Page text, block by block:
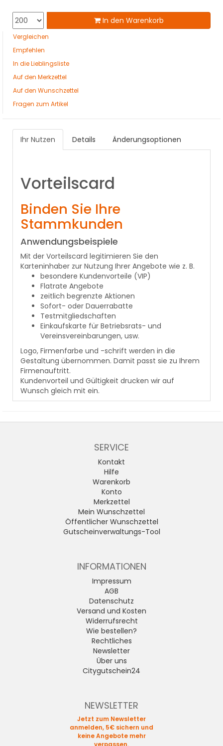
In den Warenkorb
Vergleichen
Empfehlen
In die Lieblingsliste
Auf den Merkzettel
Auf den Wunschzettel
Fragen zum Artikel
Ihr Nutzen Details Änderungsoptionen
Vorteilscard
Binden Sie Ihre
Stammkunden
Anwendungsbeispiele
Mit der Vorteilscard legitimieren Sie den
Karteninhaber zur Nutzung Ihrer Angebote wie z. B.
besondere Kundenvorteile (VIP)
Flatrate Angebote
zeitlich begrenzte Aktionen
Sofort- oder Dauerrabatte
Testmitgliedschaften
Einkaufskarte für Betriebsrats- und
Vereinsvereinbarungen, usw.
Logo, Firmenfarbe und -schrift werden in die
Gestaltung übernommen. Damit passt sie zu Ihrem
Firmenauftritt.
Kundenvorteil und Gültigkeit drucken wir auf
Wunsch gleich mit ein.
SERVICE
Kontakt
Hilfe
Warenkorb
Konto
Merkzettel
Mein Wunschzettel
Öffentlicher Wunschzettel
Gutscheinverwaltungs-Tool
INFORMATIONEN
Impressum
AGB
Datenschutz
Versand und Kosten
Widerrufsrecht
Wie bestellen?
Rechtliches
Newsletter
Über uns
Citygutschein24
NEWSLETTER
Jetzt zum Newsletter
anmelden, 5€ sichern und
keine Angebote mehr